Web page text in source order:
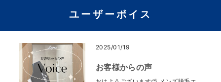
ユーザーボイス
2025/01/19
お客様からの声